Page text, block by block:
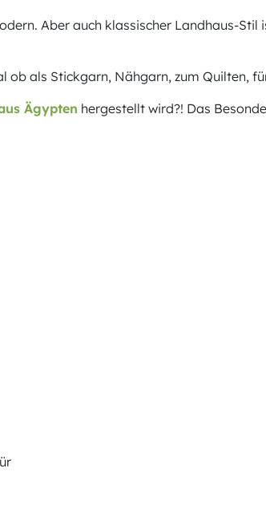
Aber auch klassischer Landhaus-
ob als Stickgarn, Nähgarn, zum Quilten,
Ägypten hergestellt wird?! Das